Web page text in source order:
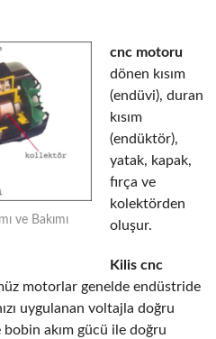
ve Bakımı
cnc motoru
dönen kısım
(endüvi), duran
kısım
(endüktör),
yatak, kapak,
fırça ve
kolektörden
oluşur.
Kilis cnc
motorlar genelde endüstride
uygulanan voltajla doğru
bobin akım gücü ile doğru